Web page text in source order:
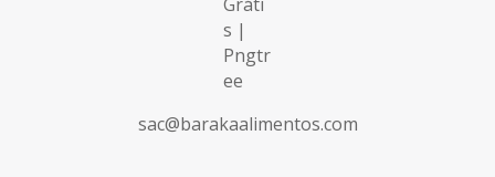
sac@barakaalimentos.com